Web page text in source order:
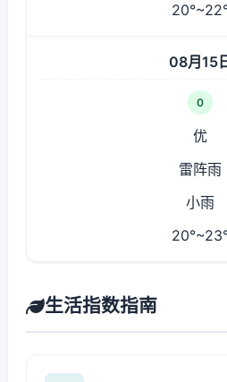
08月15
0
优
雷阵雨
小雨
生活指数指南